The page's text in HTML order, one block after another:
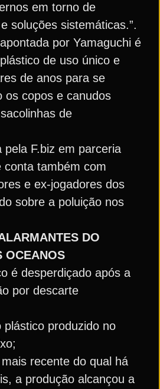
em torno de
soluções sistemáticas.”.
por Yamaguchi é
de uso único e
de anos para se
os copos e canudos
de
pela F.biz em parceria
conta também com
e ex-jogadores dos
sobre a poluição nos
DO
OCEANOS
é desperdiçado após a
por descarte
produzido no
recente do qual há
a produção alcançou a